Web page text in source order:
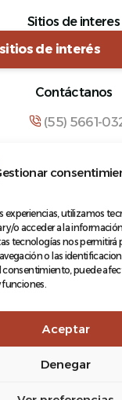
experiencias, utilizamos
y/o acceder a la
tecnologías nos permitirá
o las
consentimiento, puede
funciones.
Aceptar
Denegar
Sitios de interes
de interés
Contáctanos
(55) 5661-
María Contreras